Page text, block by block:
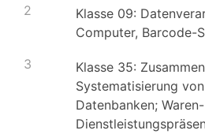
2
Klasse 09:
Computer, Barcode-
3
Klasse 35:
Systematisierung
Datenbanken;